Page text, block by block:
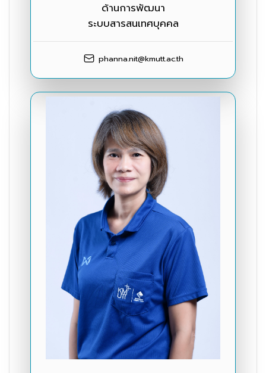
ด้านการพัฒนา
ระบบสารสนเทศบุคคล
phanna.nit@kmutt.ac.th